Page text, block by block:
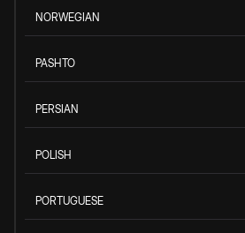
NORWEGIAN
PASHTO
PERSIAN
POLISH
PORTUGUESE